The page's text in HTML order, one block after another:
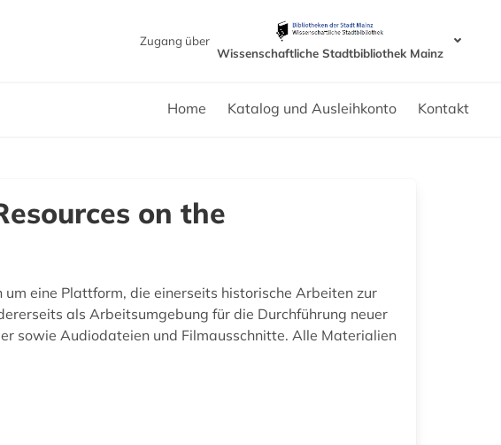
Zugang über
Wissenschaftliche Stadtbibliothek Mainz
Home Katalog und Ausleihkonto Kontakt
on the
eine Plattform, die einerseits historische Arbeiten zur
als Arbeitsumgebung für die Durchführung neuer
sowie Audiodateien und Filmausschnitte. Alle Materialien